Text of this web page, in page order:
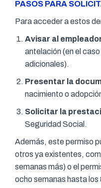
PASOS PARA
Para acceder a estos
Avisar al
antelación (en el
adicionales).
Presentar la
nacimiento o
Solicitar la
Seguridad Social.
Además, este permiso
otros ya existentes,
semanas más) o el
ocho semanas hasta los